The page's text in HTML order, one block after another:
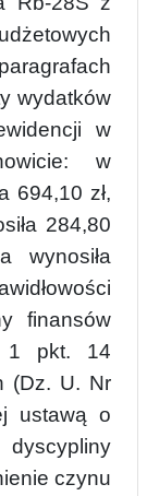
wydatków
w
w
694,10 zł,
284,80
wynosiła
finansów
1 pkt. 14
(Dz. U. Nr
ustawą o
czynu